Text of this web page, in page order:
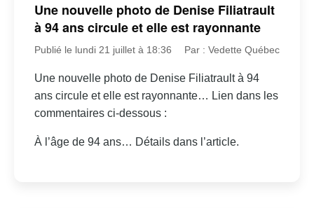
Une nouvelle photo de Denise Filiatrault
à 94 ans circule et elle est rayonnante
Publié le lundi 21 juillet à 18:36 Par : Vedette Québec
Une nouvelle photo de Denise Filiatrault à 94
ans circule et elle est rayonnante… Lien dans les
commentaires ci-dessous :
À l’âge de 94 ans… Détails dans l’article.